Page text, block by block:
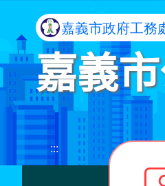
嘉義
:::